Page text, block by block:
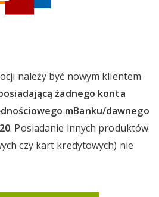
należy być nowym klientem
żadnego konta
mBanku/dawnego
. Posiadanie innych produktów
czy kart kredytowych) nie